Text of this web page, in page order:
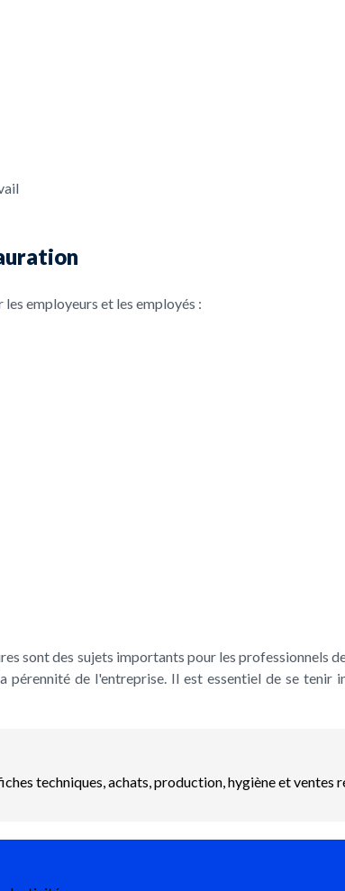
employeurs et les employés :
sont des sujets importants pour les professionnels
de l'entreprise. Il est essentiel de se tenir
techniques, achats, production, hygiène et ventes